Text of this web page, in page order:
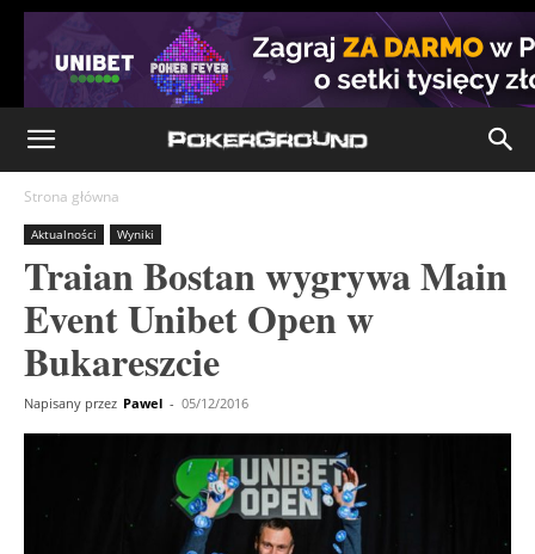
Strona główna
Aktualności Wyniki
Traian Bostan wygrywa Main
Event Unibet Open w
Bukareszcie
Napisany przez Pawel - 05/12/2016